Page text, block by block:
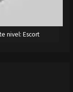
nivel: Escort